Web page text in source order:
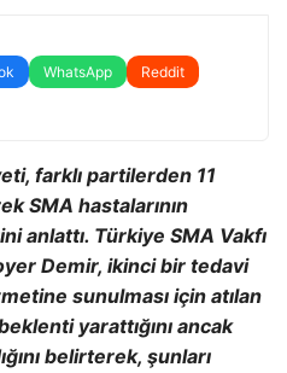
WhatsApp
Reddit
farklı partilerden 11
SMA hastalarının
anlattı. Türkiye SMA Vakfı
Demir, ikinci bir tedavi
sunulması için atılan
yarattığını ancak
belirterek, şunları